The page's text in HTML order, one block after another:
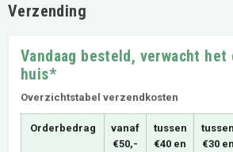
Verzending
Vandaag besteld, verwacht het
huis*
Overzichtstabel verzendkosten
Orderbedrag
vanaf
€50,-
tussen
€40 en
tussen
€30 en